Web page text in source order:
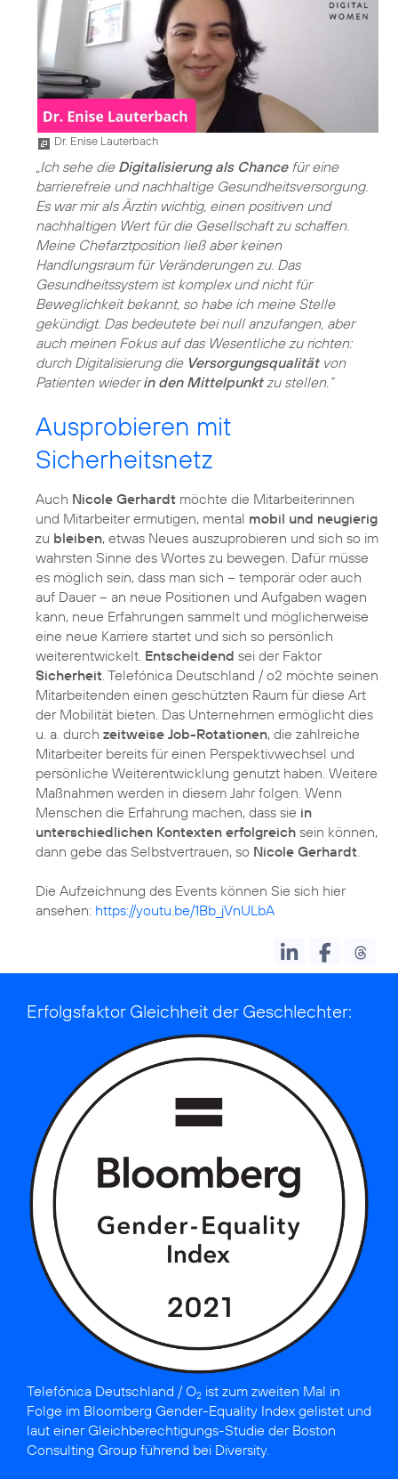
Dr. Enise Lauterbach
„Ich sehe die Digitalisierung als Chancefür eine
barrierefreie und nachhaltige Gesundheitsversorgung.
Es war mir als Ärztin wichtig, einen positiven und
nachhaltigen Wert für die Gesellschaft zu schaffen.
Meine Chefarztposition ließ aber keinen
Handlungsraum für Veränderungen zu. Das
Gesundheitssystem ist komplex und nicht für
Beweglichkeit bekannt, so habe ich meine Stelle
gekündigt. Das bedeutete bei null anzufangen, aber
auch meinen Fokus auf das Wesentliche zu richten:
durch Digitalisierung die Versorgungsqualitätvon
Patienten wiederin den Mittelpunktzu stellen.“
Ausprobieren mit
Sicherheitsnetz
Auch Nicole Gerhardt möchte die Mitarbeiterinnen
und Mitarbeiter ermutigen, mental mobil und neugierig
zu bleiben, etwas Neues auszuprobieren und sich so im
wahrsten Sinne des Wortes zu bewegen. Dafür müsse
es möglich sein, dass man sich – temporär oder auch
auf Dauer – an neue Positionen und Aufgaben wagen
kann, neue Erfahrungen sammelt und möglicherweise
eine neue Karriere startet und sich so persönlich
weiterentwickelt. Entscheidend sei der Faktor
Sicherheit. Telefónica Deutschland / o2 möchte seinen
Mitarbeitenden einen geschützten Raum für diese Art
der Mobilität bieten. Das Unternehmen ermöglicht dies
u. a. durch zeitweise Job-Rotationen, die zahlreiche
Mitarbeiter bereits für einen Perspektivwechsel und
persönliche Weiterentwicklung genutzt haben. Weitere
Maßnahmen werden in diesem Jahr folgen. Wenn
Menschen die Erfahrung machen, dass sie in
unterschiedlichen Kontexten erfolgreich sein können,
dann gebe das Selbstvertrauen, so Nicole Gerhardt.
Die Aufzeichnung des Events können Sie sich hier
ansehen: https://youtu.be/1Bb_jVnULbA
Erfolgsfaktor Gleichheit der Geschlechter:
Telefónica Deutschland / O2 ist zum zweiten Mal in
Folge im Bloomberg Gender-Equality Index gelistet und
laut einer Gleich­berechti­gungs-Studie der Boston
Consulting Group führend bei Diversity.